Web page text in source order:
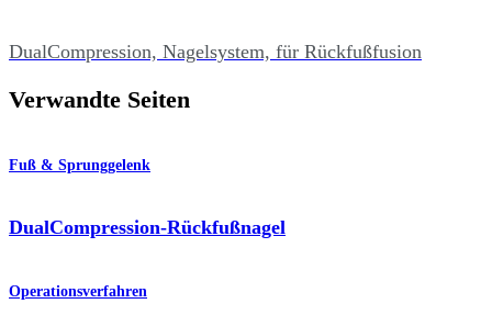
DualCompression, Nagelsystem, für Rückfußfusion
Verwandte Seiten
Fuß & Sprunggelenk
DualCompression-Rückfußnagel
Operationsverfahren